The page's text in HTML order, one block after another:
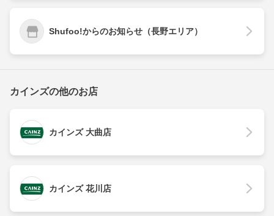
Shufoo!からのお知らせ（長野エリア）
カインズの他のお店
カインズ 大曲店
カインズ 花川店